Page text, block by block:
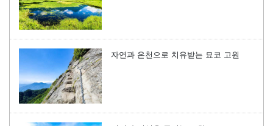
자연과 온천으로 치유받는 묘코 고원